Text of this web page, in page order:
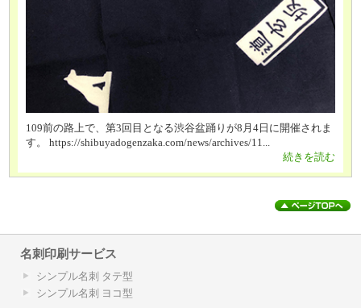
109前の路上で、第3回目となる渋谷盆踊りが8月4日に開催されま
す。 https://shibuyadogenzaka.com/news/archives/11...
続きを読む
名刺印刷サービス
シンプル名刺 タテ型
シンプル名刺 ヨコ型